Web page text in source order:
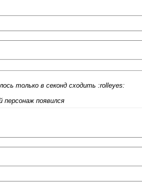
только в секонд сходить :rolleyes:
появился